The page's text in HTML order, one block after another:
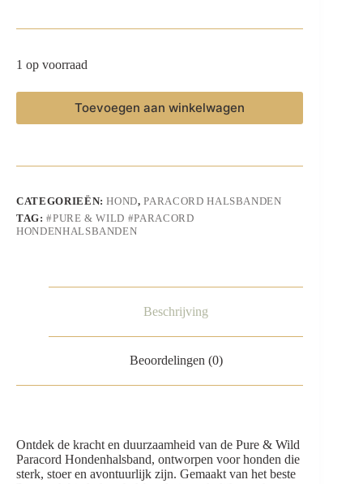
1 op voorraad
Toevoegen aan winkelwagen
CATEGORIEËN:HOND,PARACORD HALSBANDEN
TAG:#PURE & WILD #PARACORD
HONDENHALSBANDEN
Beschrijving
Beoordelingen (0)
Ontdek de kracht en duurzaamheid van de Pure & Wild
Paracord Hondenhalsband, ontworpen voor honden die
sterk, stoer en avontuurlijk zijn. Gemaakt van het beste